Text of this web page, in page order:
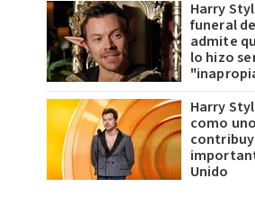
Harry
funeral
admite
lo hizo
Harry
como
Unido